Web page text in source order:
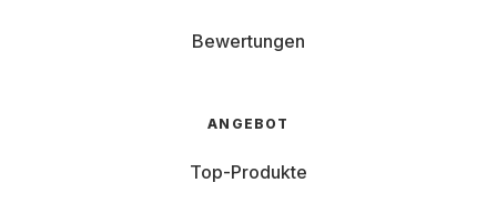
Bewertungen
ANGEBOT
Top-Produkte